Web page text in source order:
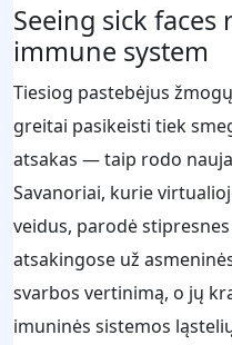
Seeing sick
immune system
Tiesiog pastebėjus
greitai pasikeisti tiek
atsakas — taip rodo
Savanoriai, kurie
veidus, parodė
atsakingose už
svarbos vertinimą, o jų
imuninės sistemos